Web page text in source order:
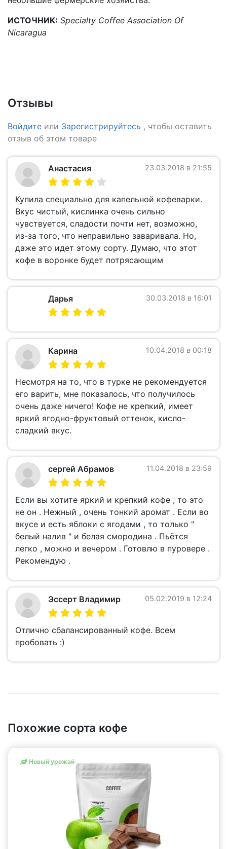
ИСТОЧНИК: Specialty Coffee Association Of
Nicaragua
Отзывы
Войдите или Зарегистрируйтесь , чтобы оставить
отзыв об этом товаре
Анастасия 23.03.2018 в 21:55
Купила специально для капельной кофеварки.
Вкус чистый, кислинка очень сильно
чувствуется, сладости почти нет, возможно,
из-за того, что неправильно заваривала. Но,
даже это идет этому сорту. Думаю, что этот
кофе в воронке будет потрясающим
Дарья 30.03.2018 в 16:01
Карина 10.04.2018 в 00:18
Несмотря на то, что в турке не рекомендуется
его варить, мне показалось, что получилось
очень даже ничего! Кофе не крепкий, имеет
яркий ягодно-фруктовый оттенок, кисло-
сладкий вкус.
сергей Абрамов 11.04.2018 в 23:59
Если вы хотите яркий и крепкий кофе , то это
не он . Нежный , очень тонкий аромат . Если во
вкусе и есть яблоки с ягодами , то только "
белый налив " и белая смородина . Пьётся
легко , можно и вечером . Готовлю в пуровере .
Рекомендую .
Эссерт Владимир 05.02.2019 в 12:24
Отлично сбалансированный кофе. Всем
пробовать :)
Похожие сорта кофе
Новый урожай